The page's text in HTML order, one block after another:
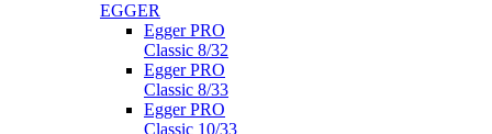
EGGER
Egger PRO
Classic 8/32
Egger PRO
Classic 8/33
Egger PRO
Classic 10/33